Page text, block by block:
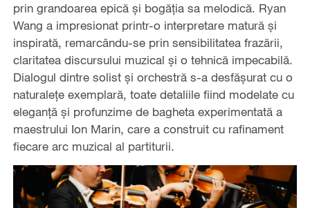
prin grandoarea epică și bogăția sa melodică. Ryan
Wang a impresionat printr-o interpretare matură și
inspirată, remarcându-se prin sensibilitatea frazării,
claritatea discursului muzical și o tehnică impecabilă.
Dialogul dintre solist și orchestră s-a desfășurat cu o
naturalețe exemplară, toate detaliile fiind modelate cu
eleganță și profunzime de bagheta experimentată a
maestrului Ion Marin, care a construit cu rafinament
fiecare arc muzical al partiturii.